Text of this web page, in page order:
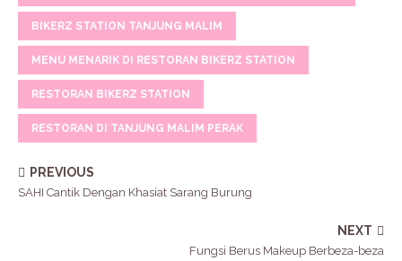
BIKERZ STATION TANJUNG MALIM
MENU MENARIK DI RESTORAN BIKERZ STATION
RESTORAN BIKERZ STATION
RESTORAN DI TANJUNG MALIM PERAK
PREVIOUS
SAHI Cantik Dengan Khasiat Sarang Burung
NEXT
Fungsi Berus Makeup Berbeza-beza